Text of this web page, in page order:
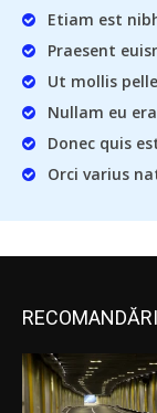
Etiam est
Praesent
Ut mollis
Nullam eu
Donec quis
Orci varius
RECOMANDĂRI